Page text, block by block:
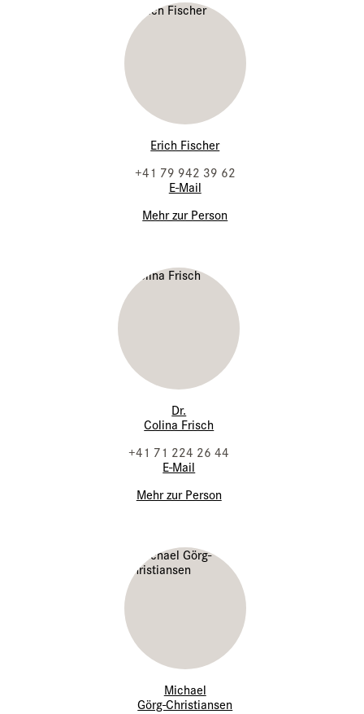
Erich Fischer
+41 79 942 39 62
E-Mail
Mehr zur Person
Dr.
Colina Frisch
+41 71 224 26 44
E-Mail
Mehr zur Person
Michael
Görg-Christiansen